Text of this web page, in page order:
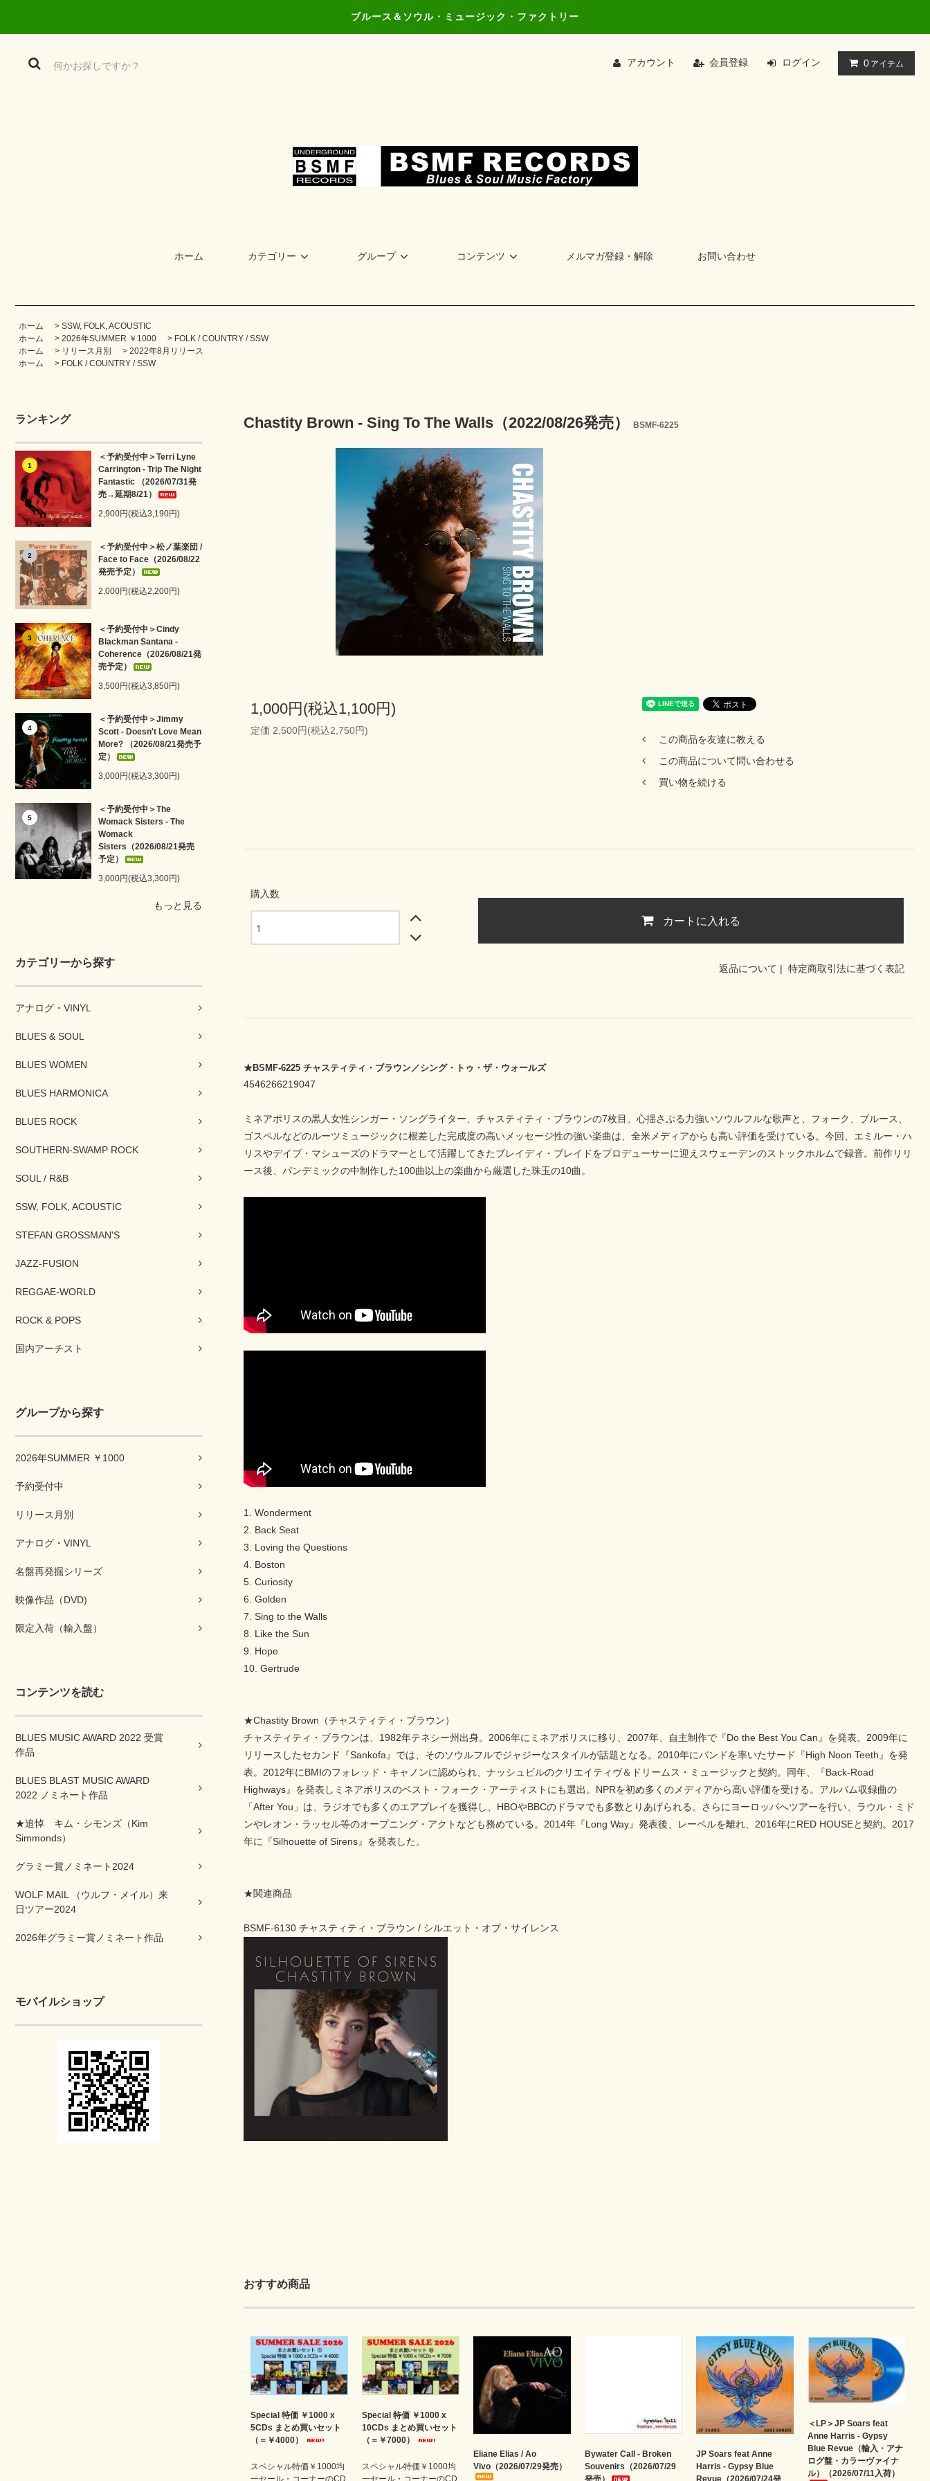
ブルース＆ソウル・ミュージック・ファクトリー
アカウント 会員登録 ログイン 0 アイテム
ホーム カテゴリー グループ コンテンツ メルマガ登録・解除 お問い合わせ
ホーム > SSW, FOLK, ACOUSTIC
ホーム
> 2026年SUMMER ￥1000 > FOLK / COUNTRY / SSW
ホーム
> リリース月別 > 2022年8月リリース
ホーム
> FOLK / COUNTRY / SSW
ランキング
1
＜予約受付中＞Terri Lyne
Carrington - Trip The Night
Fantastic （2026/07/31発
売→延期8/21）
2,900円(税込3,190円)
2
＜予約受付中＞松ノ葉楽団 /
Face to Face（2026/08/22
発売予定）
2,000円(税込2,200円)
3
＜予約受付中＞Cindy
Blackman Santana -
Coherence（2026/08/21発
売予定）
3,500円(税込3,850円)
4
＜予約受付中＞Jimmy
Scott - Doesn't Love Mean
More? （2026/08/21発売予
定）
3,000円(税込3,300円)
5
＜予約受付中＞The
Womack Sisters - The
Womack
Sisters（2026/08/21発売
予定）
3,000円(税込3,300円)
もっと見る
カテゴリーから探す
アナログ・VINYL
BLUES & SOUL
BLUES WOMEN
BLUES HARMONICA
BLUES ROCK
SOUTHERN-SWAMP ROCK
SOUL / R&B
SSW, FOLK, ACOUSTIC
STEFAN GROSSMAN'S
JAZZ-FUSION
REGGAE-WORLD
ROCK & POPS
国内アーチスト
グループから探す
2026年SUMMER ￥1000
予約受付中
リリース月別
アナログ・VINYL
名盤再発掘シリーズ
映像作品（DVD)
限定入荷（輸入盤）
コンテンツを読む
BLUES MUSIC AWARD 2022 受賞
作品
BLUES BLAST MUSIC AWARD
2022 ノミネート作品
★追悼 キム・シモンズ（Kim
Simmonds）
グラミー賞ノミネート2024
WOLF MAIL （ウルフ・メイル）来
日ツアー2024
2026年グラミー賞ノミネート作品
モバイルショップ
Chastity Brown - Sing To The Walls（2022/08/26発売） BSMF-6225
1,000円(税込1,100円)
定価 2,500円(税込2,750円)
この商品を友達に教える
この商品について問い合わせる
買い物を続ける
購入数
カートに入れる
返品について | 特定商取引法に基づく表記
★BSMF-6225 チャスティティ・ブラウン／シング・トゥ・ザ・ウォールズ
4546266219047
ミネアポリスの黒人女性シンガー・ソングライター、チャスティティ・ブラウンの7枚目。心揺さぶる力強いソウルフルな歌声と、フォーク、ブルース、
ゴスペルなどのルーツミュージックに根差した完成度の高いメッセージ性の強い楽曲は、全米メディアからも高い評価を受けている。今回、エミルー・ハ
リスやデイブ・マシューズのドラマーとして活躍してきたブレイディ・ブレイドをプロデューサーに迎えスウェーデンのストックホルムで録音。前作リリ
ース後、パンデミックの中制作した100曲以上の楽曲から厳選した珠玉の10曲。
1. Wonderment
2. Back Seat
3. Loving the Questions
4. Boston
5. Curiosity
6. Golden
7. Sing to the Walls
8. Like the Sun
9. Hope
10. Gertrude
★Chastity Brown（チャスティティ・ブラウン）
チャスティティ・ブラウンは、1982年テネシー州出身。2006年にミネアポリスに移り、2007年、自主制作で『Do the Best You Can』を発表。2009年に
リリースしたセカンド『Sankofa』では、そのソウルフルでジャジーなスタイルが話題となる。2010年にバンドを率いたサード『High Noon Teeth』を発
表。2012年にBMIのフォレッド・キャノンに認められ、ナッシュビルのクリエイティヴ＆ドリームス・ミュージックと契約。同年、『Back-Road
Highways』を発表しミネアポリスのベスト・フォーク・アーティストにも選出。NPRを初め多くのメディアから高い評価を受ける。アルバム収録曲の
「After You」は、ラジオでも多くのエアプレイを獲得し、HBOやBBCのドラマでも多数とりあげられる。さらにヨーロッパへツアーを行い、ラウル・ミド
ンやレオン・ラッセル等のオープニング・アクトなども務めている。2014年『Long Way』発表後、レーベルを離れ、2016年にRED HOUSEと契約。2017
年に『Silhouette of Sirens』を発表した。
★関連商品
BSMF-6130 チャスティティ・ブラウン / シルエット・オブ・サイレンス
おすすめ商品
Special 特価 ￥1000 x
5CDs まとめ買いセット
（＝￥4000）
スペシャル特価￥1000均
一セール・コーナーのCD
Special 特価 ￥1000 x
10CDs まとめ買いセット
（＝￥7000）
スペシャル特価￥1000均
一セール・コーナーのCD
Eliane Elias / Ao
Vivo（2026/07/29発売）
Bywater Call - Broken
Souvenirs（2026/07/29
発売）
JP Soars feat Anne
Harris - Gypsy Blue
Revue（2026/07/24発
＜LP＞JP Soars feat
Anne Harris - Gypsy
Blue Revue（輸入・アナ
ログ盤・カラーヴァイナ
ル）（2026/07/11入荷）